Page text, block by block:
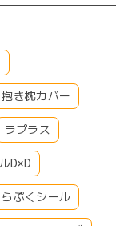
抱き枕カバー
ラプラス
D×D
らぷくシール